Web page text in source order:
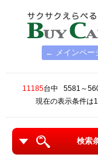
← メインペー
11185台中 5581～
現在の表示条件は
検索